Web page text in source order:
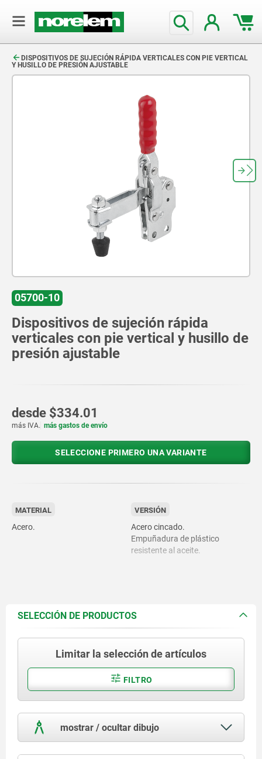
DISPOSITIVOS DE SUJECIÓN RÁPIDA VERTICALES CON PIE VERTICAL
Y HUSILLO DE PRESIÓN AJUSTABLE
05700-10
Dispositivos de sujeción rápida
verticales con pie vertical y husillo de
presión ajustable
desde $334.01
más IVA. más gastos de envío
SELECCIONE PRIMERO UNA VARIANTE
MATERIAL
Acero.
VERSIÓN
Acero cincado.
Empuñadura de plástico
resistente al aceite.
SELECCIÓN DE PRODUCTOS
Limitar la selección de artículos
FILTRO
mostrar / ocultar dibujo